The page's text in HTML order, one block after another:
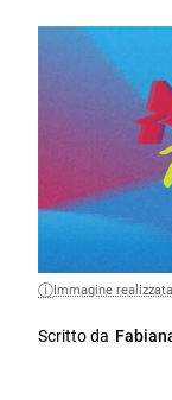
Immagine
Scritto da